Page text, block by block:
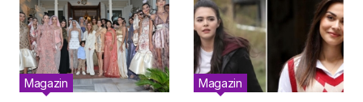
Magazin Magazin